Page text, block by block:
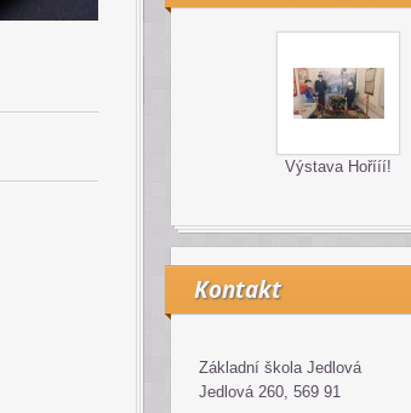
Výstava Hořííí!
Kontakt
Základní škola Jedlová
Jedlová 260, 569 91